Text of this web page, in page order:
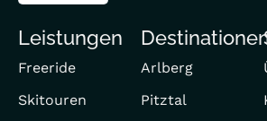
EN
FR
Leistungen
Freeride
Skitouren
Arlberg
Pitztal